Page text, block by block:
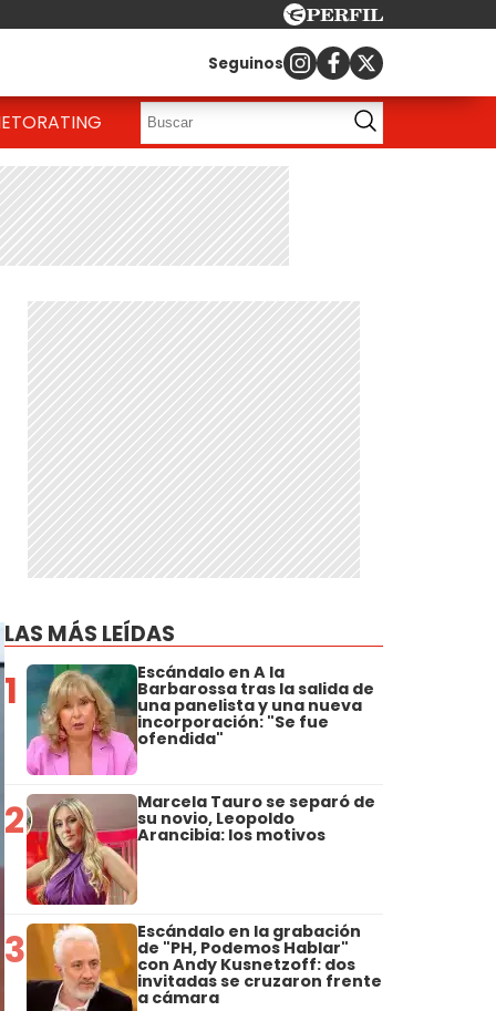
Seguinos
RATING
LAS MÁS LEÍDAS
1 Escándalo en A la
Barbarossa tras la salida de
una panelista y una nueva
incorporación: "Se fue
ofendida"
2 Marcela Tauro se separó de
su novio, Leopoldo
Arancibia: los motivos
3 Escándalo en la grabación
de "PH, Podemos Hablar"
con Andy Kusnetzoff: dos
invitadas se cruzaron frente
a cámara